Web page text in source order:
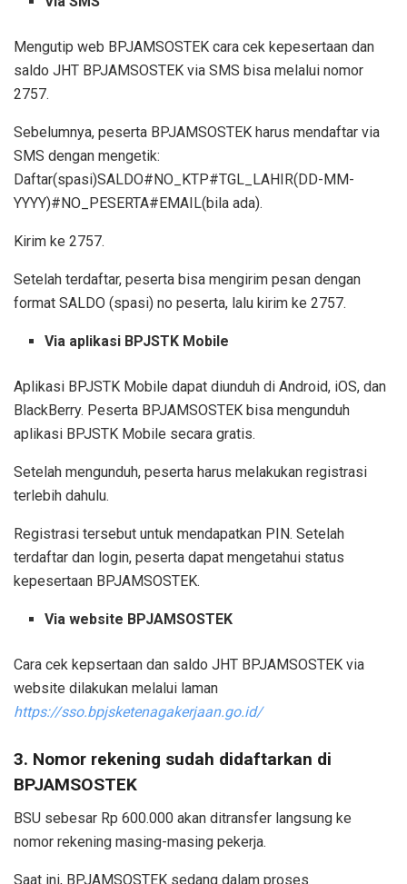
Mengutip web BPJAMSOSTEK cara cek kepesertaan dan
saldo JHT BPJAMSOSTEK via SMS bisa melalui nomor
2757.
Sebelumnya, peserta BPJAMSOSTEK harus mendaftar via
SMS dengan mengetik:
Daftar(spasi)SALDO#NO_KTP#TGL_LAHIR(DD-MM-
YYYY)#NO_PESERTA#EMAIL(bila ada).
Kirim ke 2757.
Setelah terdaftar, peserta bisa mengirim pesan dengan
format SALDO (spasi) no peserta, lalu kirim ke 2757.
Via aplikasi BPJSTK Mobile
Aplikasi BPJSTK Mobile dapat diunduh di Android, iOS, dan
BlackBerry. Peserta BPJAMSOSTEK bisa mengunduh
aplikasi BPJSTK Mobile secara gratis.
Setelah mengunduh, peserta harus melakukan registrasi
terlebih dahulu.
Registrasi tersebut untuk mendapatkan PIN. Setelah
terdaftar dan login, peserta dapat mengetahui status
kepesertaan BPJAMSOSTEK.
Via website BPJAMSOSTEK
Cara cek kepsertaan dan saldo JHT BPJAMSOSTEK via
website dilakukan melalui laman
https://sso.bpjsketenagakerjaan.go.id/
3. Nomor rekening sudah didaftarkan di
BPJAMSOSTEK
BSU sebesar Rp 600.000 akan ditransfer langsung ke
nomor rekening masing-masing pekerja.
Saat ini, BPJAMSOSTEK sedang dalam proses